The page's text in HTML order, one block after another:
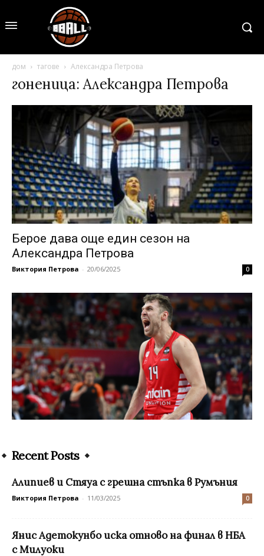
дом тагове Александра Петрова
гоненица: Александра Петрова
Берое дава още един сезон на
Александра Петрова
Виктория Петрова - 20/06/2025 0
Recent Posts
Алипиев и Стяуа с грешна стъпка в Румъния
Виктория Петрова - 11/03/2025 0
Янис Адетокунбо иска отново на финал в НБА
с Милуоки